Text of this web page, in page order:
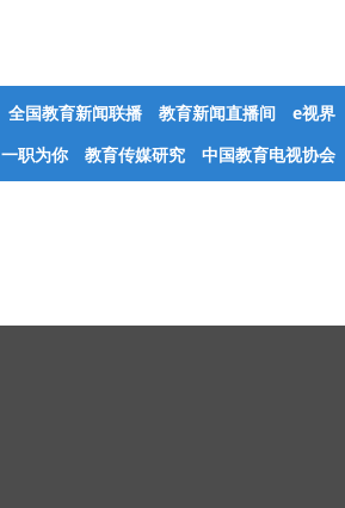
全国教育新闻联播 教育新闻直播间 e视界
一职为你 教育传媒研究 中国教育电视协会